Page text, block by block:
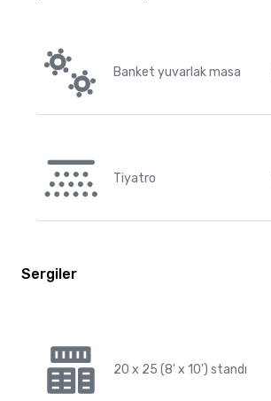
Banket yuvarlak masa
Tiyatro
Sergiler
20 x 25 (8' x 10') standı